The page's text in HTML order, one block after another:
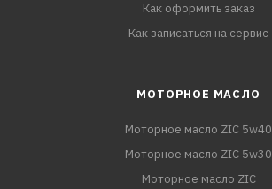
Как оформить заказ
Как записаться на сервис
МОТОРНОЕ МАСЛО
Моторное масло ZIC 5w40
Моторное масло ZIC 5w30
Моторное масло ZIC